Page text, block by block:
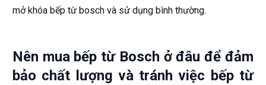
mở khóa bếp từ bosch và sử dụng bình thường.
Nên mua bếp từ Bosch ở đâu để đảm
bảo chất lượng và tránh việc bếp từ